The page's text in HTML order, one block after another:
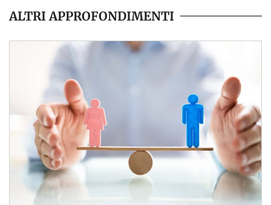
ALTRI APPROFONDIMENTI